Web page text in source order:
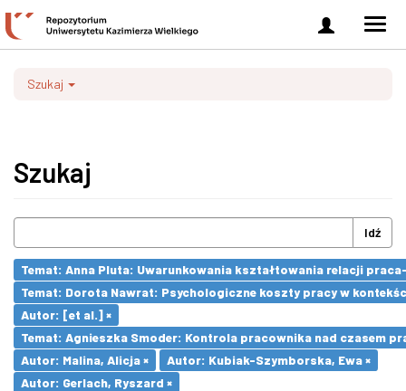
Zaloguj
się
Szukaj
Szukaj
Idź
Temat: Anna Pluta: Uwarunkowania kształtowania relacji
Temat: Dorota Nawrat: Psychologiczne koszty pracy w
Autor: [et al.] ×
Temat: Agnieszka Smoder: Kontrola pracownika nad czasem
Autor: Malina, Alicja ×
Autor: Kubiak-Szymborska, Ewa ×
Autor: Gerlach, Ryszard ×